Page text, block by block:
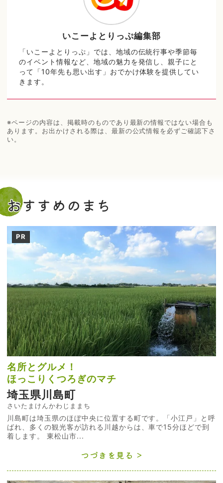
いこーよとりっぷ編集部
「いこーよとりっぷ」では、地域の伝統行事や季節毎
のイベント情報など、地域の魅力を発信し、親子にと
って「10年先も思い出す」おでかけ体験を提供してい
きます。
※ページの内容は、掲載時のものであり最新の情報ではない場合も
あります。お出かけされる際は、最新の公式情報を必ずご確認下さ
い。
おすすめのまち
PR
名所とグルメ！
ほっこりくつろぎのマチ
埼玉県川島町
さいたまけんかわじままち
川島町は埼玉県のほぼ中央に位置する町です。「小江戸」と呼
ばれ、多くの観光客が訪れる川越からは、車で15分ほどで到
着します。 東松山市...
つづきを見る